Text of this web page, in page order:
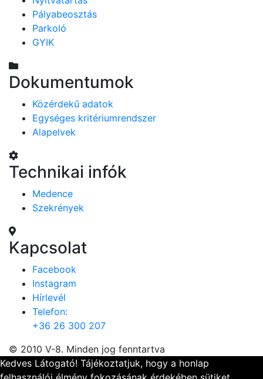
Pályabeosztás
Parkoló
GYIK
Dokumentumok
Közérdekű adatok
Egységes kritériumrendszer
Alapelvek
Technikai infók
Medence
Szekrények
Kapcsolat
Facebook
Instagram
Hírlevél
Telefon:
+36 26 300 207
© 2010 V-8. Minden jog fenntartva
Kedves Látogató! Tájékoztatjuk, hogy a honlap